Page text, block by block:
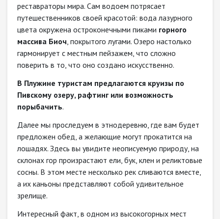
реставраторы мира. Сам водоем потрясает
путешественников своей красотой: вода лазурного
цвета окружена остроконечными пиками горного
массива Биоч, покрытого лугами. Озеро настолько
гармонирует с местным пейзажем, что сложно
поверить в то, что оно создано искусственно.
В Плужине туристам предлагаются круизы по
Пивскому озеру, рафтинг или возможность
порыбачить.
Далее мы проследуем в этнодеревню, где вам будет
предложен обед, а желающие могут прокатится на
лошадях. Здесь вы увидите неописуемую природу, на
склонах гор произрастают ели, бук, клен и реликтовые
сосны. В этом месте несколько рек сливаются вместе,
а их каньоны представляют собой удивительное
зрелище.
Интересный факт, в одном из высокогорных мест